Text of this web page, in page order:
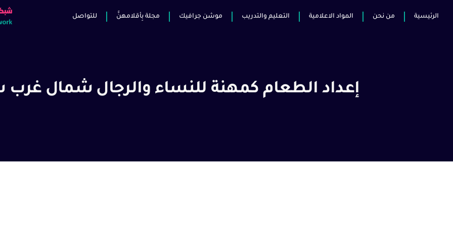
الرئيسية من نحن المواد الاعلامية التعليم والتدريب موشن جرافيك مجلة بِأقلامهنَّ للتواصل
إعداد الطعام كمهنة للنساء والرجال شمال غرب